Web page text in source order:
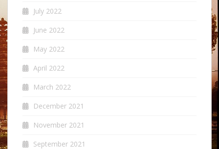
July 2022
June 2022
May 2022
April 2022
March 2022
December 2021
November 2021
September 2021